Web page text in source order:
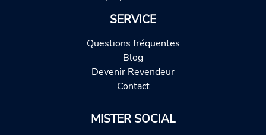
SERVICE
Questions fréquentes
Blog
Devenir Revendeur
Contact
MISTER SOCIAL